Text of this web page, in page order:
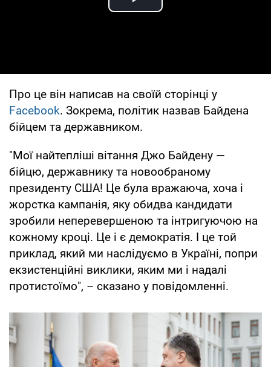
Play Video
Про це він написав на своїй сторінці у
Facebook. Зокрема, політик назвав Байдена
бійцем та державником.
"Мої найтепліші вітання Джо Байдену —
бійцю, державнику та новообраному
президенту США! Це була вражаюча, хоча і
жорстка кампанія, яку обидва кандидати
зробили неперевершеною та інтригуючою на
кожному кроці. Це і є демократія. І це той
приклад, який ми наслідуємо в Україні, попри
екзистенційні виклики, яким ми і надалі
протистоїмо", – сказано у повідомленні.